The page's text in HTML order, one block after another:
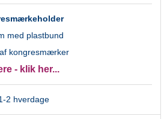
med plastbund
kongresmærker
- klik her...
2 hverdage